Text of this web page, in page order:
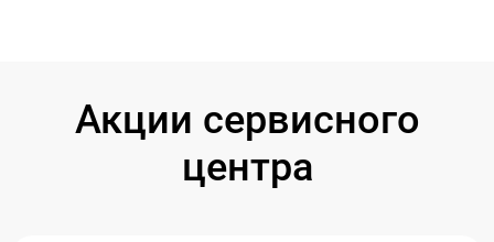
Акции сервисного
центра